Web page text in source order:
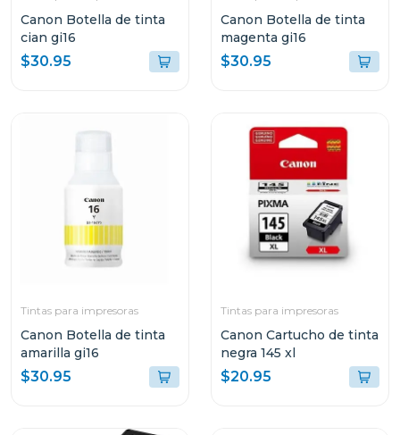
Canon Botella de tinta
cian gi16
$30.95
Canon Botella de tinta
magenta gi16
$30.95
Tintas para impresoras
Canon Botella de tinta
amarilla gi16
$30.95
Tintas para impresoras
Canon Cartucho de tinta
negra 145 xl
$20.95